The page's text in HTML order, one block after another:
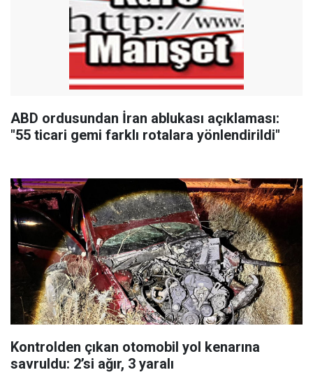
ABD ordusundan İran ablukası açıklaması:
"55 ticari gemi farklı rotalara yönlendirildi"
Kontrolden çıkan otomobil yol kenarına
savruldu: 2’si ağır, 3 yaralı